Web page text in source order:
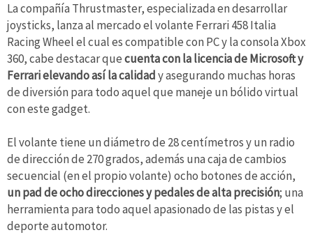
La compañía Thrustmaster, especializada en desarrollar
joysticks, lanza al mercado el volante Ferrari 458 Italia
Racing Wheel el cual es compatible con PC y la consola Xbox
360, cabe destacar quecuenta con la licencia de Microsoft y
Ferrari elevando así la calidady asegurando muchas horas
de diversión para todo aquel que maneje un bólido virtual
con este gadget.
El volante tiene un diámetro de 28 centímetros y un radio
de dirección de 270 grados, además una caja de cambios
secuencial (en el propio volante) ocho botones de acción,
un pad de ocho direcciones y pedales de alta precisión; una
herramienta para todo aquel apasionado de las pistas y el
deporte automotor.